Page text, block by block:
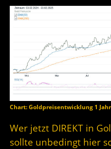
Chart: Goldpreisentwicklung 1
Wer jetzt DIREKT in
sollte unbedingt hier